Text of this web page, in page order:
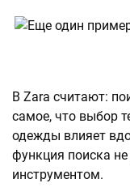
В Zara считают:
самое, что выбор
одежды влияет
функция поиска
инструментом.